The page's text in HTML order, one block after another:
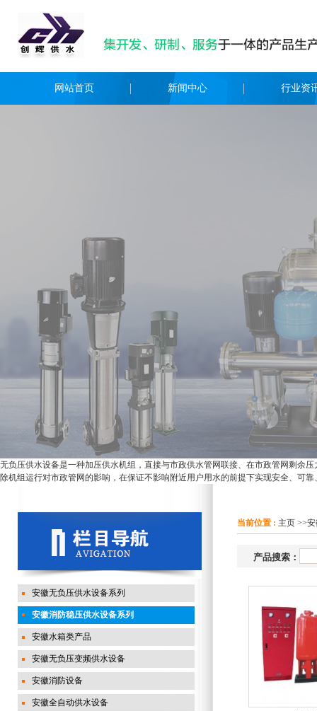
网站首页 新闻中心 行业资
无负压供水设备是一种加压供水机组，直接与市政供水管网联接、在市政管网剩余
除机组运行对市政管网的影响，在保证不影响附近用户用水的前提下实现安全、可靠
安徽无负压供水设备系列
安徽消防稳压供水设备系列
安徽水箱类产品
安徽无负压变频供水设备
安徽消防设备
安徽全自动供水设备
当前位置 : 主页 >>
产品搜索：